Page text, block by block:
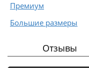
Премиум
Большие размеры
Отзывы